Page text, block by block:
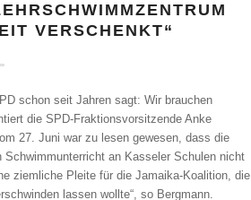
VERSCHENKT“
schon seit Jahren sagt: Wir brauchen
die SPD-Fraktionsvorsitzende Anke
27. Juni war zu lesen gewesen, dass die
Schwimmunterricht an Kasseler Schulen nicht
ziemliche Pleite für die Jamaika-Koalition, die
lassen wollte“, so Bergmann.